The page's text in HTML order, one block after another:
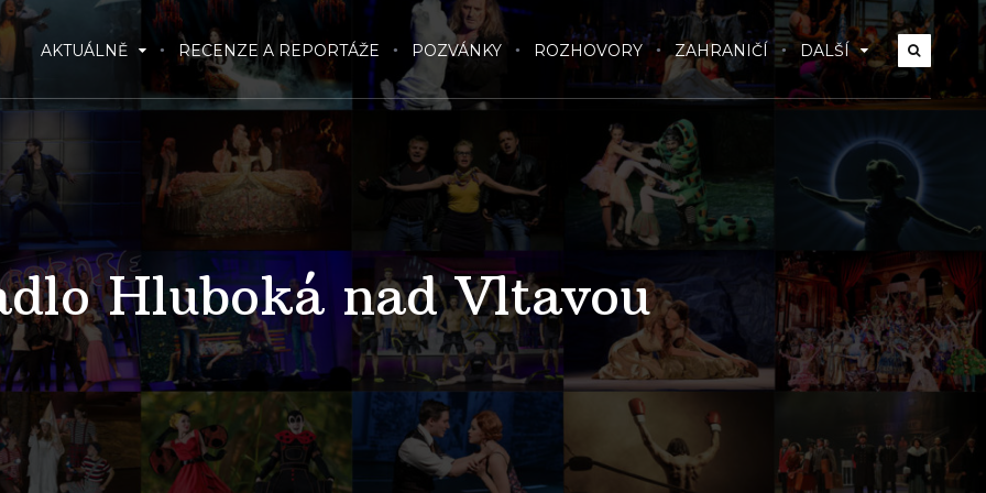
AKTUÁLNĚ RECENZE A REPORTÁŽE POZVÁNKY ROZHOVORY ZAHRANIČÍ DALŠÍ
Hluboká nad Vltavou